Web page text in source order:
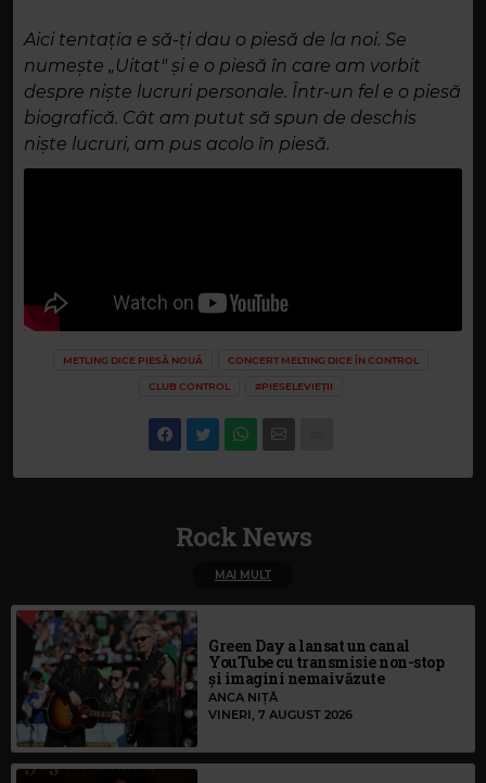
Aici tentația e să-ți dau o piesă de la noi. Se
numește „Uitat" și e o piesă în care am vorbit
despre niște lucruri personale. Într-un fel e o piesă
biografică. Cât am putut să spun de deschis
niște lucruri, am pus acolo în piesă.
METLING DICE PIESĂ NOUĂ CONCERT MELTING DICE ÎN CONTROL
CLUB CONTROL #PIESELEVIEȚII
Rock News
MAI MULT
Green Day a lansat un canal
YouTube cu transmisie non-stop
și imagini nemaivăzute
ANCA NIȚĂ
VINERI, 7 AUGUST 2026